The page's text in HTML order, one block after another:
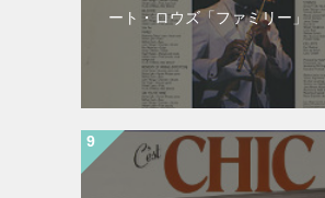
ート・ロウズ「ファミリー」